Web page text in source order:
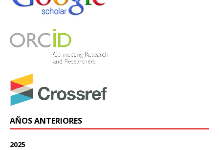
AÑOS ANTERIORES
2025